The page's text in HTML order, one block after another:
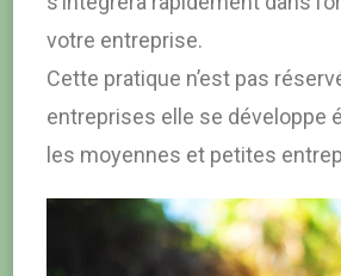
votre entreprise.
Cette pratique n’est pas
entreprises elle se développe
les moyennes et petites